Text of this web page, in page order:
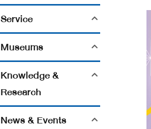
Service
Museums
Knowledge &
Research
News & Events